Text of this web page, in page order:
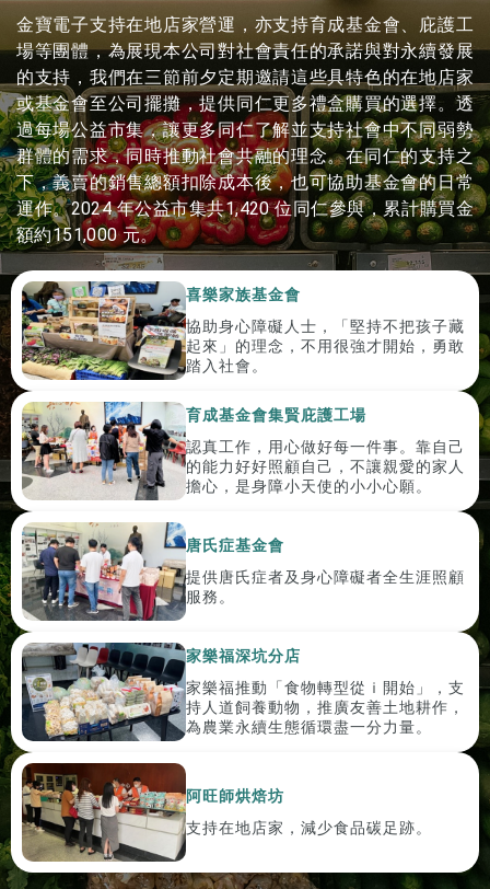
金寶電子支持在地店家營運，亦支持育成基金會、庇護工
場等團體，為展現本公司對社會責任的承諾與對永續發展
的支持，我們在三節前夕定期邀請這些具特色的在地店家
或基金會至公司擺攤，提供同仁更多禮盒購買的選擇。透
過每場公益市集，讓更多同仁了解並支持社會中不同弱勢
群體的需求，同時推動社會共融的理念。在同仁的支持之
下，義賣的銷售總額扣除成本後，也可協助基金會的日常
運作。2024 年公益市集共1,420 位同仁參與，累計購買金
額約151,000 元。
喜樂家族基金會
協助身心障礙人士，「堅持不把孩子藏
起來」的理念，不用很強才開始，勇敢
踏入社會。
育成基金會集賢庇護工場
認真工作，用心做好每一件事。靠自己
的能力好好照顧自己，不讓親愛的家人
擔心，是身障小天使的小小心願。
唐氏症基金會
提供唐氏症者及身心障礙者全生涯照顧
服務。
家樂福深坑分店
家樂福推動「食物轉型從ｉ開始」，支
持人道飼養動物，推廣友善土地耕作，
為農業永續生態循環盡一分力量。
阿旺師烘焙坊
支持在地店家，減少食品碳足跡。